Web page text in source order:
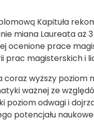
Kapituła
miana Laureata aż
ocenione prace
prac magisterskich i
coraz wyższy
ważnej ze
odwagi i
potencjału